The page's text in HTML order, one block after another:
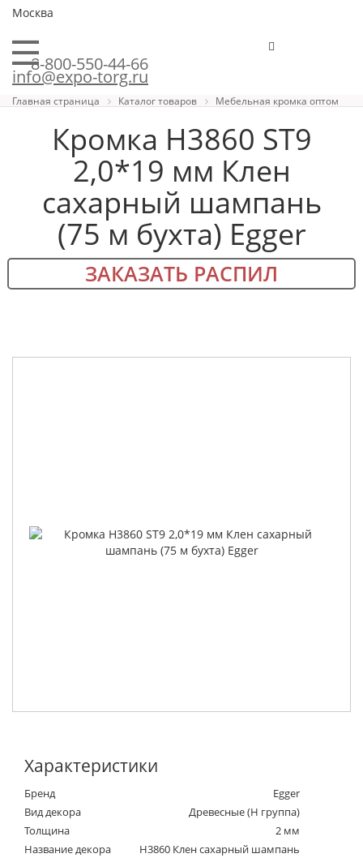
Москва
8-800-550-44-66
info@expo-torg.ru
Главная страница Каталог товаров Мебельная кромка оптом
Кромка H3860 ST9
2,0*19 мм Клен
сахарный шампань
(75 м бухта) Egger
ЗАКАЗАТЬ РАСПИЛ
Характеристики
Бренд
Egger
Вид декора
Древесные (Н группа)
Толщина
2 мм
Название декора
H3860 Клен сахарный шампань